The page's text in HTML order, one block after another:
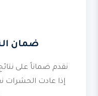
ضمان
نقدم ضماناً على
إذا عادت الحشرات